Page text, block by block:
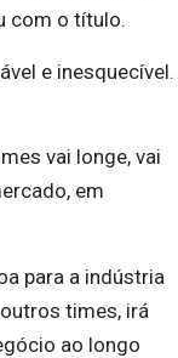
com o título.
e inesquecível.
vai longe, vai
em
para a indústria
times, irá
ao longo